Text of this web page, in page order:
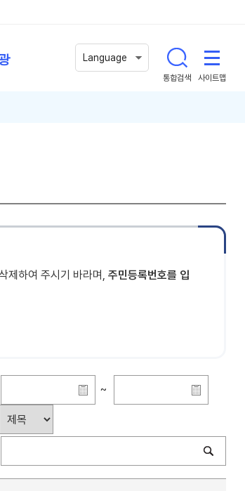
Language
통합검색 사이트맵
제하여 주시기 바라며, 주민등록번호를 입
~